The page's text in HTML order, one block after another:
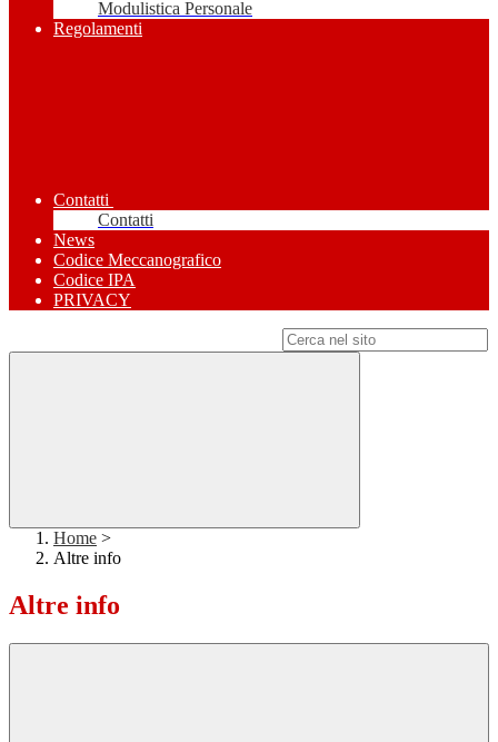
Modulistica Personale
Regolamenti
Contatti
Contatti
News
Codice Meccanografico
Codice IPA
PRIVACY
Home >
Altre info
Altre info